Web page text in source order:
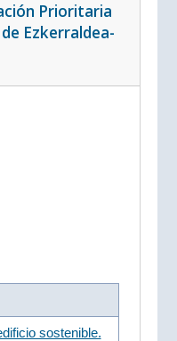
Prioritaria
Ezkerraldea-
sostenible.